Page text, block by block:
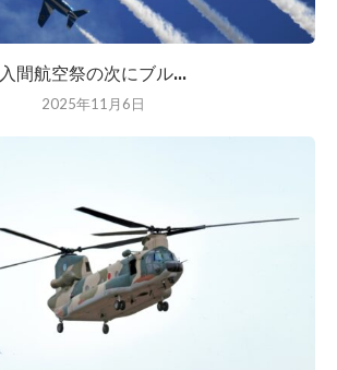
入間航空祭の次にブル...
2025年11月6日